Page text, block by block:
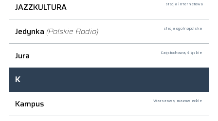
JAZZKULTURA stacja internetowa
Jedynka (Polskie Radio) stacja ogólnopolska
Jura Częstochowa, śląskie
K
Kampus
Warszawa, mazowieckie